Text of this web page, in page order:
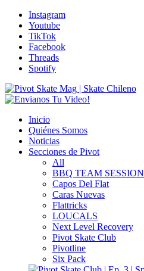
Instagram
Youtube
TikTok
Facebook
Threads
Spotify
Inicio
Quiénes Somos
Noticias
Secciones de Pivot
All
BBQ TEAM SESSION
Capos Del Flat
Caras Nuevas
Flattricks
LOUCALS
Next Level Recovery
Pivot Skate Club
Pivotline
Six Pack